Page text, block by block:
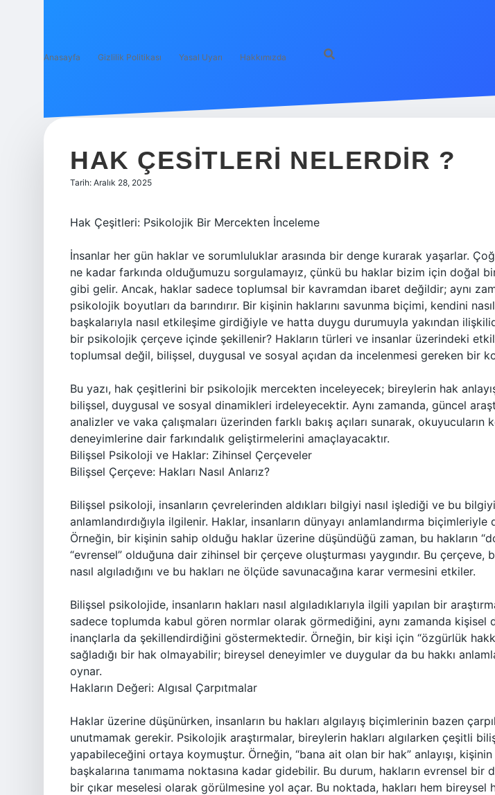
Anasayfa Gizlilik Politikası Yasal Uyarı Hakkımızda
HAK ÇESITLERI NELERDIR ?
Tarih: Aralık 28, 2025
Hak Çeşitleri: Psikolojik Bir Mercekten İnceleme
İnsanlar her gün haklar ve sorumluluklar arasında bir denge kurarak yaşarlar.
ne kadar farkında olduğumuzu sorgulamayız, çünkü bu haklar bizim için doğal
gibi gelir. Ancak, haklar sadece toplumsal bir kavramdan ibaret değildir; aynı
psikolojik boyutları da barındırır. Bir kişinin haklarını savunma biçimi, kendini
başkalarıyla nasıl etkileşime girdiğiyle ve hatta duygu durumuyla yakından
bir psikolojik çerçeve içinde şekillenir? Hakların türleri ve insanlar üzerindeki
toplumsal değil, bilişsel, duygusal ve sosyal açıdan da incelenmesi gereken bir
Bu yazı, hak çeşitlerini bir psikolojik mercekten inceleyecek; bireylerin hak
bilişsel, duygusal ve sosyal dinamikleri irdeleyecektir. Aynı zamanda, güncel
analizler ve vaka çalışmaları üzerinden farklı bakış açıları sunarak, okuyucuların
deneyimlerine dair farkındalık geliştirmelerini amaçlayacaktır.
Bilişsel Psikoloji ve Haklar: Zihinsel Çerçeveler
Bilişsel Çerçeve: Hakları Nasıl Anlarız?
Bilişsel psikoloji, insanların çevrelerinden aldıkları bilgiyi nasıl işlediği ve bu bilgiyi
anlamlandırdığıyla ilgilenir. Haklar, insanların dünyayı anlamlandırma
Örneğin, bir kişinin sahip olduğu haklar üzerine düşündüğü zaman, bu hakların
“evrensel” olduğuna dair zihinsel bir çerçeve oluşturması yaygındır. Bu çerçeve,
nasıl algıladığını ve bu hakları ne ölçüde savunacağına karar vermesini etkiler.
Bilişsel psikolojide, insanların hakları nasıl algıladıklarıyla ilgili yapılan bir
sadece toplumda kabul gören normlar olarak görmediğini, aynı zamanda kişisel
inançlarla da şekillendirdiğini göstermektedir. Örneğin, bir kişi için “özgürlük
sağladığı bir hak olmayabilir; bireysel deneyimler ve duygular da bu hakkı
oynar.
Hakların Değeri: Algısal Çarpıtmalar
Haklar üzerine düşünürken, insanların bu hakları algılayış biçimlerinin bazen
unutmamak gerekir. Psikolojik araştırmalar, bireylerin hakları algılarken çeşitli
yapabileceğini ortaya koymuştur. Örneğin, “bana ait olan bir hak” anlayışı, kişinin
başkalarına tanımama noktasına kadar gidebilir. Bu durum, hakların evrensel bir
bir çıkar meselesi olarak görülmesine yol açar. Bu noktada, hakları hem bireysel